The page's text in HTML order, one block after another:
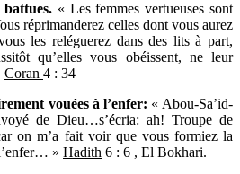
« Les femmes vertueuses sont
réprimanderez celles dont vous aurez
les reléguerez dans des lits à part,
qu’elles vous obéissent, ne leur
Coran 4 : 34
vouées à l’enfer: « Abou-Sa’id-
de Dieu…s’écria: ah! Troupe de
on m’a fait voir que vous formiez la
» Hadith 6 : 6 , El Bokhari.